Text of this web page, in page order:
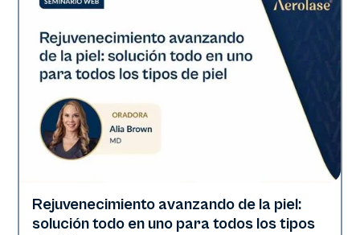
Neo + Era
Rejuvenecimiento avanzando de la piel:
solución todo en uno para todos los tipos